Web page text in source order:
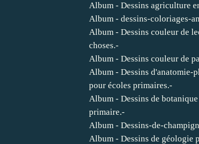
Album - Dessins agriculture
Album - dessins-coloriages-
Album - Dessins couleur de
choses.-
Album - Dessins couleur de
Album - Dessins d'anatomie-
pour écoles primaires.-
Album - Dessins de
primaire.-
Album - Dessins-de-
Album - Dessins de géologie